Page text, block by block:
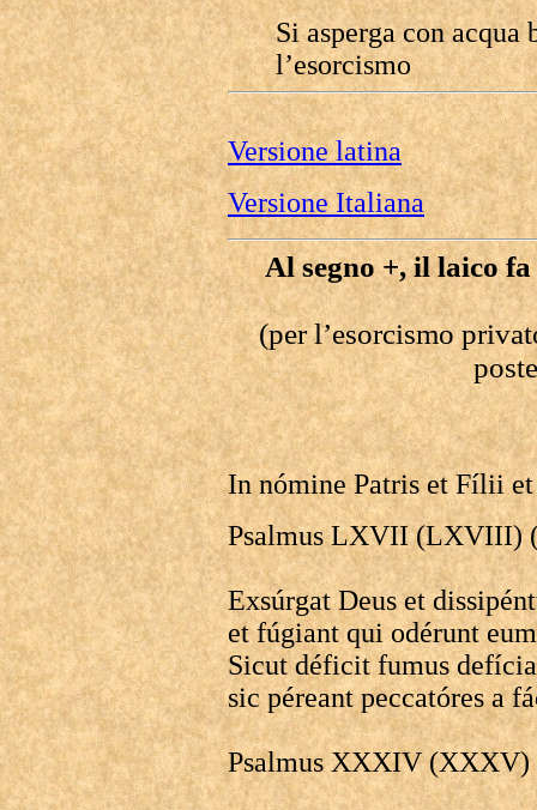
Si asperga con
l’esorcismo
Versione latina
Versione Italiana
Al segno +, il laico
(per l’esorcismo
In nómine Patris et Fílii
Psalmus LXVII (LXVIII)
Exsúrgat Deus et
et fúgiant qui odérunt
Sicut déficit fumus
sic péreant peccatóres a
Psalmus XXXIV (XXXV)